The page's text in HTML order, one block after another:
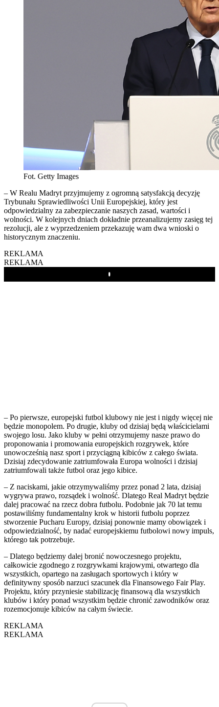
Fot. Getty Images
– W Realu Madryt przyjmujemy z ogromną satysfakcją decyzję
Trybunału Sprawiedliwości Unii Europejskiej, który jest
odpowiedzialny za zabezpieczanie naszych zasad, wartości i
wolności. W kolejnych dniach dokładnie przeanalizujemy zasięg tej
rezolucji, ale z wyprzedzeniem przekazuję wam dwa wnioski o
historycznym znaczeniu.
REKLAMA
REKLAMA
Play
– Po pierwsze, europejski futbol klubowy nie jest i nigdy więcej nie
będzie monopolem. Po drugie, kluby od dzisiaj będą właścicielami
swojego losu. Jako kluby w pełni otrzymujemy nasze prawo do
proponowania i promowania europejskich rozgrywek, które
unowocześnią nasz sport i przyciągną kibiców z całego świata.
Dzisiaj zdecydowanie zatriumfowała Europa wolności i dzisiaj
zatriumfowali także futbol oraz jego kibice.
– Z naciskami, jakie otrzymywaliśmy przez ponad 2 lata, dzisiaj
wygrywa prawo, rozsądek i wolność. Dlatego Real Madryt będzie
dalej pracować na rzecz dobra futbolu. Podobnie jak 70 lat temu
postawiliśmy fundamentalny krok w historii futbolu poprzez
stworzenie Pucharu Europy, dzisiaj ponownie mamy obowiązek i
odpowiedzialność, by nadać europejskiemu futbolowi nowy impuls,
którego tak potrzebuje.
– Dlatego będziemy dalej bronić nowoczesnego projektu,
całkowicie zgodnego z rozgrywkami krajowymi, otwartego dla
wszystkich, opartego na zasługach sportowych i który w
definitywny sposób narzuci szacunek dla Finansowego Fair Play.
Projektu, który przyniesie stabilizację finansową dla wszystkich
klubów i który ponad wszystkim będzie chronić zawodników oraz
rozemocjonuje kibiców na całym świecie.
REKLAMA
REKLAMA